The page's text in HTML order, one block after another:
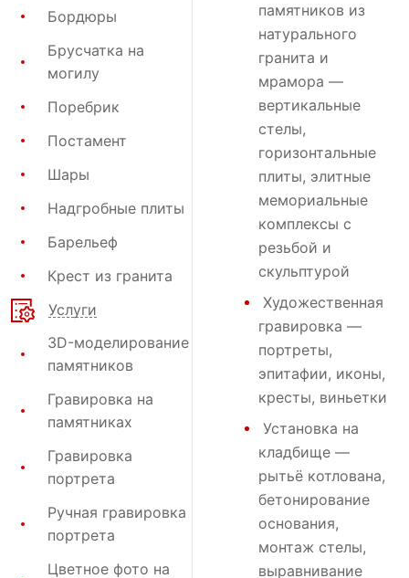
Бордюры
Брусчатка на
могилу
Поребрик
Постамент
Шары
Надгробные плиты
Барельеф
Крест из гранита
Услуги
3D-моделирование
памятников
Гравировка на
памятниках
Гравировка
портрета
Ручная гравировка
портрета
Цветное фото на
памятников из
натурального
гранита и
мрамора —
вертикальные
стелы,
горизонтальные
плиты, элитные
мемориальные
комплексы с
резьбой и
скульптурой
Художественная
гравировка —
портреты,
эпитафии, иконы,
кресты, виньетки
Установка на
кладбище —
рытьё котлована,
бетонирование
основания,
монтаж стелы,
выравнивание